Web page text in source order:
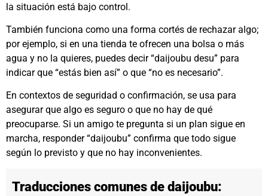
la situación está bajo control.
También funciona como una forma cortés de rechazar algo;
por ejemplo, si en una tienda te ofrecen una bolsa o más
agua y no la quieres, puedes decir “daijoubu desu” para
indicar que “estás bien así” o que “no es necesario”.
En contextos de seguridad o confirmación, se usa para
asegurar que algo es seguro o que no hay de qué
preocuparse. Si un amigo te pregunta si un plan sigue en
marcha, responder “daijoubu” confirma que todo sigue
según lo previsto y que no hay inconvenientes.
Traducciones comunes de daijoubu: